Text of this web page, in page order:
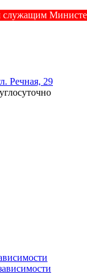
служащим
Речная, 29